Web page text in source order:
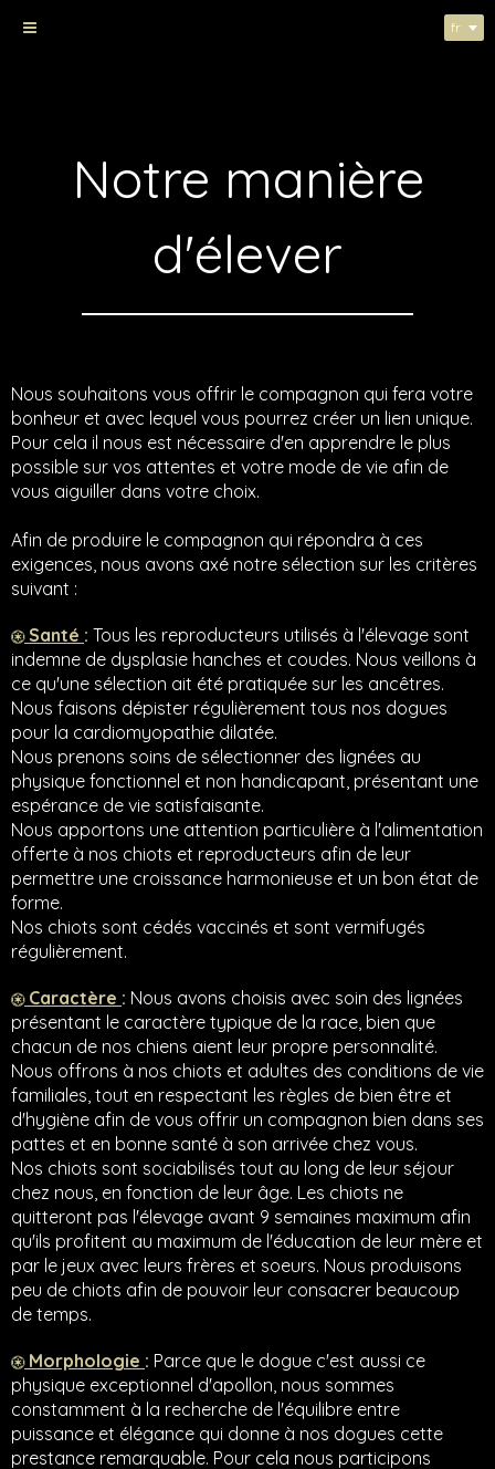
fr
Notre manière
d'élever
Nous souhaitons vous offrir le compagnon qui fera votre
bonheur et avec lequel vous pourrez créer un lien unique.
Pour cela il nous est nécessaire d'en apprendre le plus
possible sur vos attentes et votre mode de vie afin de
vous aiguiller dans votre choix.
Afin de produire le compagnon qui répondra à ces
exigences, nous avons axé notre sélection sur les critères
suivant :
Santé : Tous les reproducteurs utilisés à l'élevage sont
indemne de dysplasie hanches et coudes. Nous veillons à
ce qu'une sélection ait été pratiquée sur les ancêtres.
Nous faisons dépister régulièrement tous nos dogues
pour la cardiomyopathie dilatée.
Nous prenons soins de sélectionner des lignées au
physique fonctionnel et non handicapant, présentant une
espérance de vie satisfaisante.
Nous apportons une attention particulière à l'alimentation
offerte à nos chiots et reproducteurs afin de leur
permettre une croissance harmonieuse et un bon état de
forme.
Nos chiots sont cédés vaccinés et sont vermifugés
régulièrement.
Caractère : Nous avons choisis avec soin des lignées
présentant le caractère typique de la race, bien que
chacun de nos chiens aient leur propre personnalité.
Nous offrons à nos chiots et adultes des conditions de vie
familiales, tout en respectant les règles de bien être et
d'hygiène afin de vous offrir un compagnon bien dans ses
pattes et en bonne santé à son arrivée chez vous.
Nos chiots sont sociabilisés tout au long de leur séjour
chez nous, en fonction de leur âge. Les chiots ne
quitteront pas l'élevage avant 9 semaines maximum afin
qu'ils profitent au maximum de l'éducation de leur mère et
par le jeux avec leurs frères et soeurs. Nous produisons
peu de chiots afin de pouvoir leur consacrer beaucoup
de temps.
Morphologie : Parce que le dogue c'est aussi ce
physique exceptionnel d'apollon, nous sommes
constamment à la recherche de l'équilibre entre
puissance et élégance qui donne à nos dogues cette
prestance remarquable. Pour cela nous participons